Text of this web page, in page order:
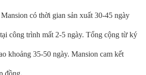
có thời gian sản xuất 30-45 ngày
công trình mất 2-5 ngày. Tổng cộng từ ký
khoảng 35-50 ngày. Mansion cam kết
đồng.